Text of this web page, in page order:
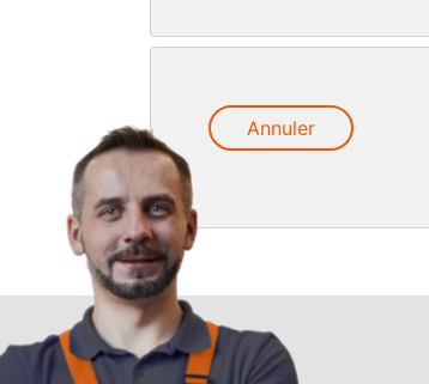
Annuler